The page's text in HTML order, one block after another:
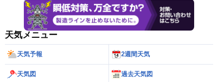
天気メニュー
天気予報 2週間天気
天気図 過去天気図